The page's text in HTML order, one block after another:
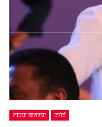
ताज्या बातम्या स्पोर्ट